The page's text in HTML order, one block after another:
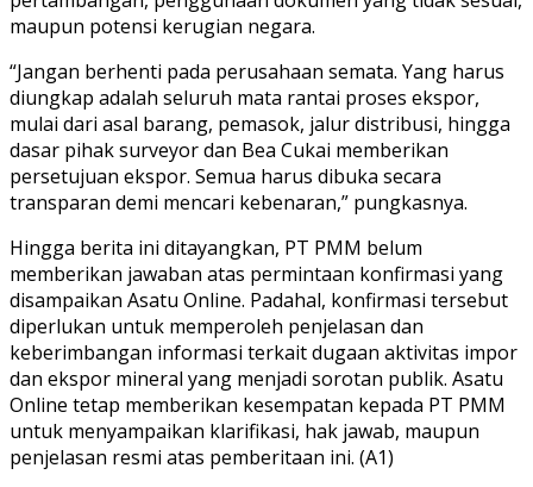
maupun potensi kerugian negara.
“Jangan berhenti pada perusahaan semata. Yang harus
diungkap adalah seluruh mata rantai proses ekspor,
mulai dari asal barang, pemasok, jalur distribusi, hingga
dasar pihak surveyor dan Bea Cukai memberikan
persetujuan ekspor. Semua harus dibuka secara
transparan demi mencari kebenaran,” pungkasnya.
Hingga berita ini ditayangkan, PT PMM belum
memberikan jawaban atas permintaan konfirmasi yang
disampaikan Asatu Online. Padahal, konfirmasi tersebut
diperlukan untuk memperoleh penjelasan dan
keberimbangan informasi terkait dugaan aktivitas impor
dan ekspor mineral yang menjadi sorotan publik. Asatu
Online tetap memberikan kesempatan kepada PT PMM
untuk menyampaikan klarifikasi, hak jawab, maupun
penjelasan resmi atas pemberitaan ini. (A1)